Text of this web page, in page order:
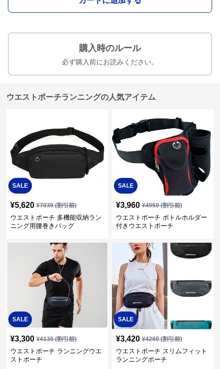
購入時のルール
必ず購入前にお読みください。
ウエストポーチランニングの人気アイテム
SALE
¥5,620 ¥7030(割引前)
ウエストポーチ 多機能収納ラン
ニング用腰巻きバッグ
SALE
¥3,960 ¥4950(割引前)
ウエストポーチ ボトルホルダー
付きウエストポーチ
SALE
¥3,300 ¥4130(割引前)
ウエストポーチ ランニングウエ
ストポーチ
SALE
¥3,420 ¥4280(割引前)
ウエストポーチ スリムフィット
ランニングポーチ